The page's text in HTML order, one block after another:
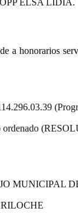
ELSA LIDIA.
honorarios
MUNICIPAL